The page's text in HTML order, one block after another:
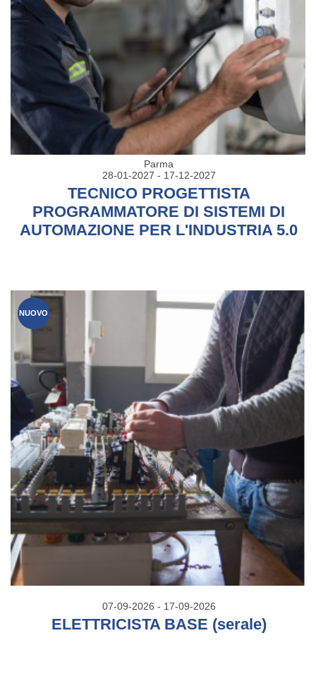
Parma
28-01-2027 - 17-12-2027
TECNICO PROGETTISTA
PROGRAMMATORE DI SISTEMI DI
AUTOMAZIONE PER L'INDUSTRIA 5.0
NUOVO
07-09-2026 - 17-09-2026
ELETTRICISTA BASE (serale)